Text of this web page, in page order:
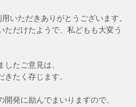
いただきありがとうございます。
ただけたようで、私どもも大変う
たご意見は、
たく存じます。
発に励んでまいりますので、